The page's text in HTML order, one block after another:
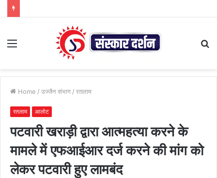
Menu
Home / उज्जैन संभाग / रतलाम
रतलाम आलोट
पटवारी खराड़ी द्वारा आत्महत्या करने के
मामले में एफआईआर दर्ज करने की मांग को
लेकर पटवारी हुए लामबंद